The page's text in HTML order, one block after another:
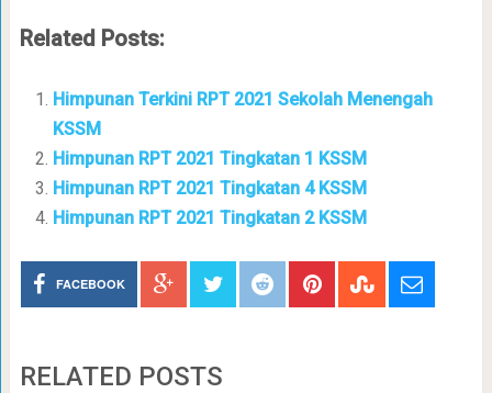
Related Posts:
Himpunan Terkini RPT 2021 Sekolah Menengah
KSSM
Himpunan RPT 2021 Tingkatan 1 KSSM
Himpunan RPT 2021 Tingkatan 4 KSSM
Himpunan RPT 2021 Tingkatan 2 KSSM
FACEBOOK
RELATED POSTS